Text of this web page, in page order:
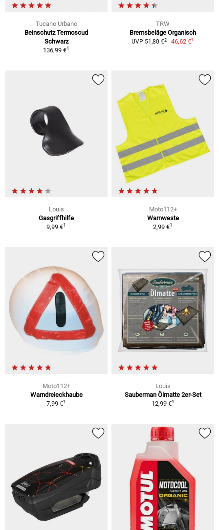
Tucano Urbano
Beinschutz Termoscud
Schwarz
136,99 €1
TRW
Bremsbeläge Organisch
UVP 51,80 €2 46,62 €1
Louis
Gasgriffhilfe
9,99 €1
Moto112+
Warnweste
2,99 €1
Moto112+
Warndreieckhaube
7,99 €1
Louis
Sauberman Ölmatte 2er-Set
12,99 €1